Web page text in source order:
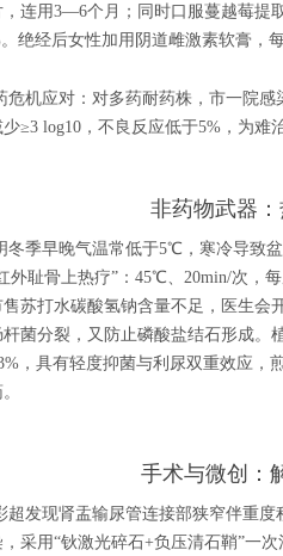
连用3—6个月；同时口服蔓越莓提
。绝经后女性加用阴道雌激素软膏，
危机应对：对多药耐药株，市一院
≥3 log10，不良反应低于5%，为难
非药物武器
冬季早晚气温常低于5℃，寒冷导致
外耻骨上热疗”：45℃、20min/次，
苏打水碳酸氢钠含量不足，医生会
菌分裂，又防止磷酸盐结石形成。
，具有轻度抑菌与利尿双重效应，
手术与微创：
超发现肾盂输尿管连接部狭窄伴重度
，采用“钬激光碎石+负压清石鞘”一